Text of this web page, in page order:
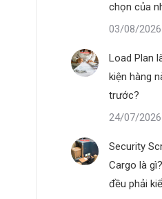
chọn của
03/08/2026
Load Plan
kiện hàng
trước?
24/07/2026
Security
Cargo là
đều phải